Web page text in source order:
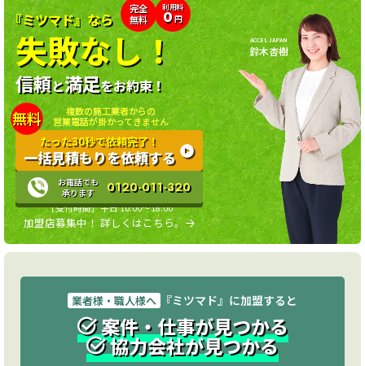
完全
無料
利用料
0円
『ミツマド』なら
失敗なし！
信頼と満足をお約束！
無料
複数の施工業者からの
営業電話が掛かってきません
たった30秒で依頼完了！
一括見積もりを依頼する
お電話でも
承ります
0120-011-320
［受付時間］平日 10:00〜18:00
加盟店募集中！ 詳しくはこちら。
ACCEL JAPAN
鈴木杏樹
業者様・職人様へ 『ミツマド』に加盟すると
案件・仕事が見つかる
協力会社が見つかる